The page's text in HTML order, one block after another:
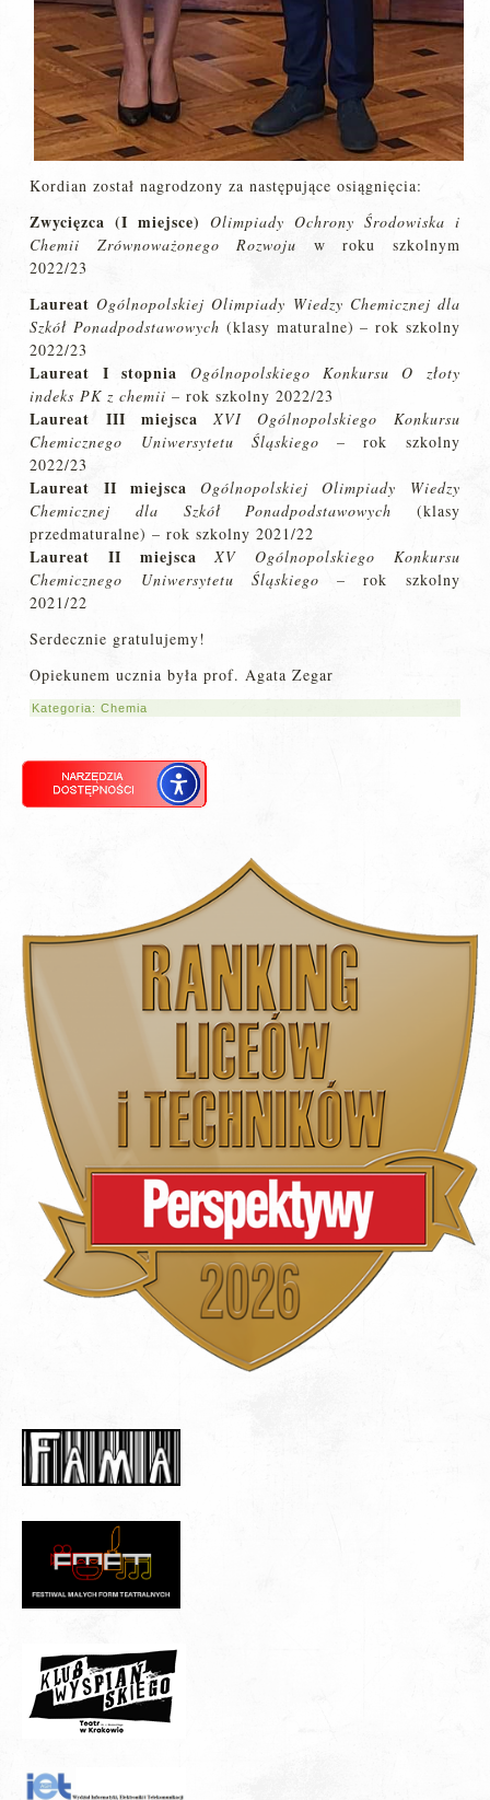
Kordian został nagrodzony za następujące osiągnięcia:
Zwycięzca (I miejsce) Olimpiady Ochrony Środowiska i
Chemii Zrównoważonego Rozwoju w roku szkolnym
2022/23
Laureat Ogólnopolskiej Olimpiady Wiedzy Chemicznej dla
Szkół Ponadpodstawowych (klasy maturalne) – rok szkolny
2022/23
Laureat I stopnia
Ogólnopolskiego Konkursu O złoty
indeks PK z chemii – rok szkolny 2022/23
Laureat III miejsca
XVI Ogólnopolskiego Konkursu
Chemicznego Uniwersytetu Śląskiego – rok szkolny
2022/23
Laureat II miejsca
Ogólnopolskiej Olimpiady Wiedzy
Chemicznej dla Szkół Ponadpodstawowych (klasy
przedmaturalne) – rok szkolny 2021/22
Laureat II miejsca
XV Ogólnopolskiego Konkursu
Chemicznego Uniwersytetu Śląskiego – rok szkolny
2021/22
Serdecznie gratulujemy!
Opiekunem ucznia była prof. Agata Zegar
Kategoria:Chemia